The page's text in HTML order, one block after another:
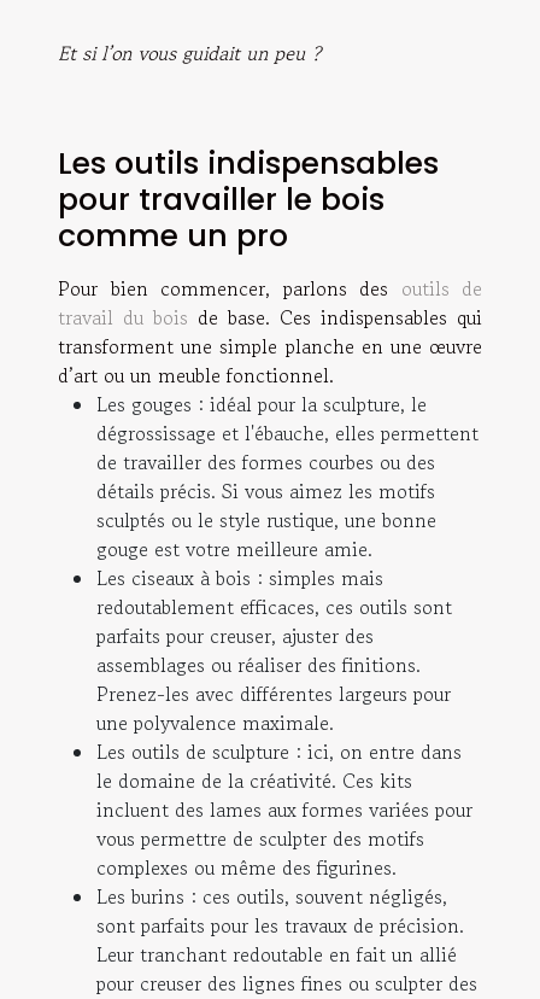
Et si l’on vous guidait un peu ?
Les outils indispensables
pour travailler le bois
comme un pro
Pour bien commencer, parlons des outils de
travail du bois de base. Ces indispensables qui
transforment une simple planche en une œuvre
d’art ou un meuble fonctionnel.
Les gouges : idéal pour la sculpture, le
dégrossissage et l'ébauche, elles permettent
de travailler des formes courbes ou des
détails précis. Si vous aimez les motifs
sculptés ou le style rustique, une bonne
gouge est votre meilleure amie.
Les ciseaux à bois : simples mais
redoutablement efficaces, ces outils sont
parfaits pour creuser, ajuster des
assemblages ou réaliser des finitions.
Prenez-les avec différentes largeurs pour
une polyvalence maximale.
Les outils de sculpture : ici, on entre dans
le domaine de la créativité. Ces kits
incluent des lames aux formes variées pour
vous permettre de sculpter des motifs
complexes ou même des figurines.
Les burins : ces outils, souvent négligés,
sont parfaits pour les travaux de précision.
Leur tranchant redoutable en fait un allié
pour creuser des lignes fines ou sculpter des